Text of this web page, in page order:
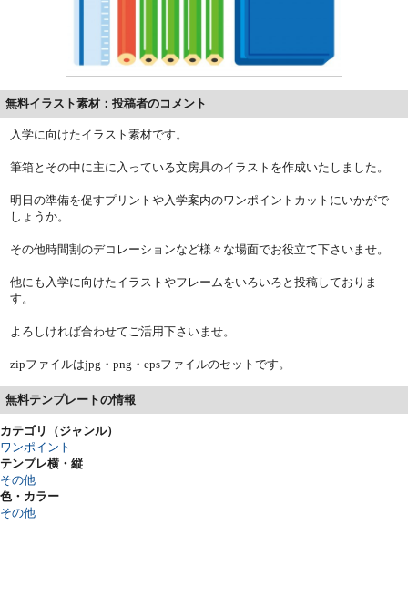
無料イラスト素材：投稿者のコメント
入学に向けたイラスト素材です。
筆箱とその中に主に入っている文房具のイラストを作成いたしました。
明日の準備を促すプリントや入学案内のワンポイントカットにいかがで
しょうか。
その他時間割のデコレーションなど様々な場面でお役立て下さいませ。
他にも入学に向けたイラストやフレームをいろいろと投稿しておりま
す。
よろしければ合わせてご活用下さいませ。
zipファイルはjpg・png・epsファイルのセットです。
無料テンプレートの情報
カテゴリ（ジャンル）
ワンポイント
テンプレ横・縦
その他
色・カラー
その他